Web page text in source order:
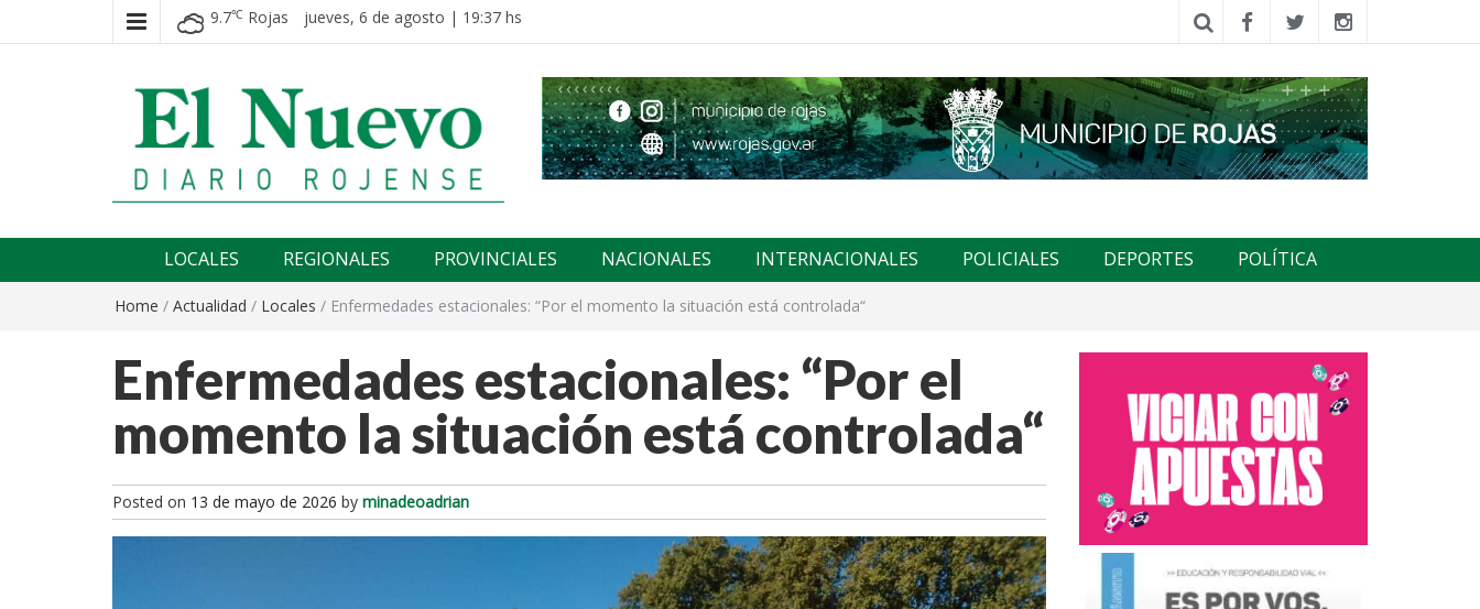
9.7℃ Rojas jueves, 6 de agosto | 19:37 hs
El nuevo rojense
LOCALES REGIONALES PROVINCIALES NACIONALES INTERNACIONALES POLICIALES DEPORTES POLÍTICA
Home / Actualidad / Locales / Enfermedades estacionales: “Por el momento la situación está controlada“
Enfermedades estacionales: “Por el
momento la situación está controlada“
Posted on 13 de mayo de 2026 by minadeoadrian